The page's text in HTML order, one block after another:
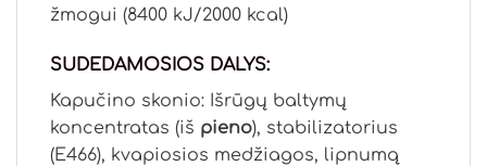
žmogui (8400 kJ/2000 kcal)
SUDEDAMOSIOS DALYS:
Kapučino skonio: Išrūgų baltymų
koncentratas (iš pieno), stabilizatorius
(E466), kvapiosios medžiagos, lipnumą